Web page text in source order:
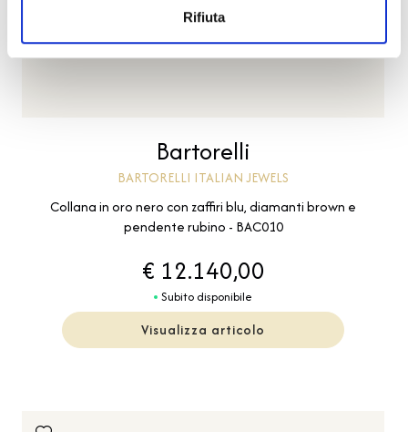
Rifiuta
Bartorelli
BARTORELLI ITALIAN JEWELS
Collana in oro nero con zaffiri blu, diamanti brown e
pendente rubino - BAC010
€ 12.140,00
Subito disponibile
Visualizza articolo